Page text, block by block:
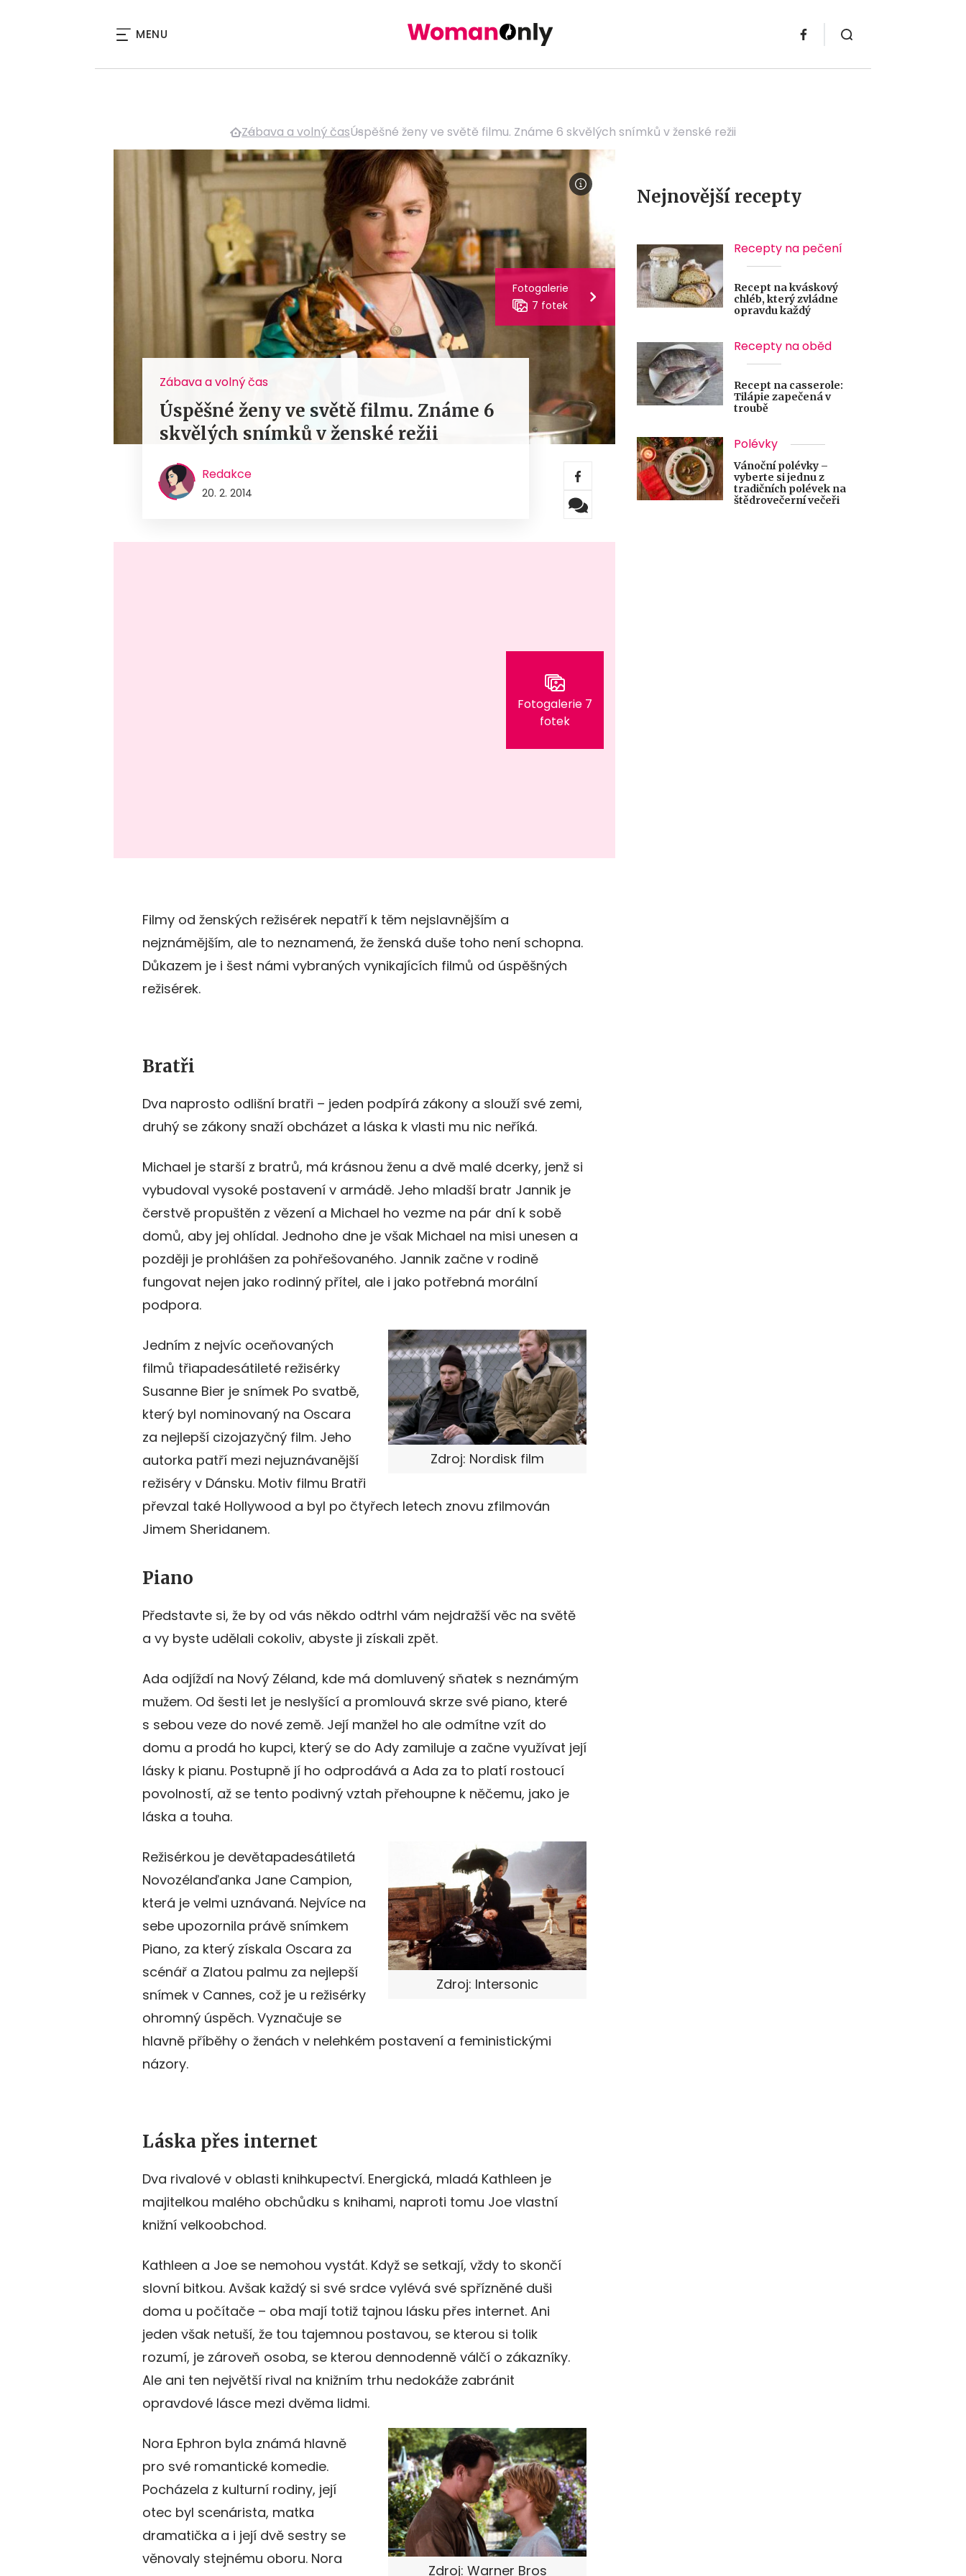
MENU
Zábava a volný časÚspěšné ženy ve světě filmu. Známe 6 skvělých snímků v ženské režii
Fotogalerie
7 fotek
Zábava a volný čas
Úspěšné ženy ve světě filmu. Známe 6
skvělých snímků v ženské režii
Redakce
20. 2. 2014
Fotogalerie 7
fotek
Filmy od ženských režisérek nepatří k těm nejslavnějším a
nejznámějším, ale to neznamená, že ženská duše toho není schopna.
Důkazem je i šest námi vybraných vynikajících filmů od úspěšných
režisérek.
Bratři
Dva naprosto odlišní bratři – jeden podpírá zákony a slouží své zemi,
druhý se zákony snaží obcházet a láska k vlasti mu nic neříká.
Michael je starší z bratrů, má krásnou ženu a dvě malé dcerky, jenž si
vybudoval vysoké postavení v armádě. Jeho mladší bratr Jannik je
čerstvě propuštěn z vězení a Michael ho vezme na pár dní k sobě
domů, aby jej ohlídal. Jednoho dne je však Michael na misi unesen a
později je prohlášen za pohřešovaného. Jannik začne v rodině
fungovat nejen jako rodinný přítel, ale i jako potřebná morální
podpora.
Zdroj: Nordisk film
Jedním z nejvíc oceňovaných
filmů třiapadesátileté režisérky
Susanne Bier je snímek Po svatbě,
který byl nominovaný na Oscara
za nejlepší cizojazyčný film. Jeho
autorka patří mezi nejuznávanější
režiséry v Dánsku. Motiv filmu Bratři
převzal také Hollywood a byl po čtyřech letech znovu zfilmován
Jimem Sheridanem.
Piano
Představte si, že by od vás někdo odtrhl vám nejdražší věc na světě
a vy byste udělali cokoliv, abyste ji získali zpět.
Ada odjíždí na Nový Zéland, kde má domluvený sňatek s neznámým
mužem. Od šesti let je neslyšící a promlouvá skrze své piano, které
s sebou veze do nové země. Její manžel ho ale odmítne vzít do
domu a prodá ho kupci, který se do Ady zamiluje a začne využívat její
lásky k pianu. Postupně jí ho odprodává a Ada za to platí rostoucí
povolností, až se tento podivný vztah přehoupne k něčemu, jako je
láska a touha.
Zdroj: Intersonic
Režisérkou je devětapadesátiletá
Novozélanďanka Jane Campion,
která je velmi uznávaná. Nejvíce na
sebe upozornila právě snímkem
Piano, za který získala Oscara za
scénář a Zlatou palmu za nejlepší
snímek v Cannes, což je u režisérky
ohromný úspěch. Vyznačuje se
hlavně příběhy o ženách v nelehkém postavení a feministickými
názory.
Láska přes internet
Dva rivalové v oblasti knihkupectví. Energická, mladá Kathleen je
majitelkou malého obchůdku s knihami, naproti tomu Joe vlastní
knižní velkoobchod.
Kathleen a Joe se nemohou vystát. Když se setkají, vždy to skončí
slovní bitkou. Avšak každý si své srdce vylévá své spřízněné duši
doma u počítače – oba mají totiž tajnou lásku přes internet. Ani
jeden však netuší, že tou tajemnou postavou, se kterou si tolik
rozumí, je zároveň osoba, se kterou dennodenně válčí o zákazníky.
Ale ani ten největší rival na knižním trhu nedokáže zabránit
opravdové lásce mezi dvěma lidmi.
Zdroj: Warner Bros
Nora Ephron byla známá hlavně
pro své romantické komedie.
Pocházela z kulturní rodiny, její
otec byl scenárista, matka
dramatička a i její dvě sestry se
věnovaly stejnému oboru. Nora
Nejnovější recepty
Recepty na pečení
Recept na kváskový
chléb, který zvládne
opravdu každý
Recepty na oběd
Recept na casserole:
Tilápie zapečená v
troubě
Polévky
Vánoční polévky –
vyberte si jednu z
tradičních polévek na
štědrovečerní večeři